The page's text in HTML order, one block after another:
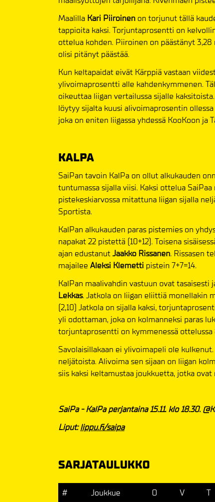
Maalilla Kari Piiroinen on torjunut tällä
tappioita kaksi. Torjuntaprosentti on
ottelua kohden. Piiroinen on päästänyt
olisi pitänyt päästää.
Kun keltapaidat eivät Kärppiä vastaan
ylivoimaprosentti alle kahdenkymmenen.
oikeuttaa liigan vertailussa sijalle
löytyy sijalta kuusi alivoimaprosentin
joka on eniten liigassa yhdessä KooKoon ja
KALPA
SaiPan tavoin KalPa on ollut alkukauden
tuntumassa sijalla viisi. Kaksi ottelua
pistekeskiarvossa mitattuna liigan sijalla
Sportista.
KalPan alkukauden paras pistemies on
napakat 22 pistettä (10+12). Toisena
ajan edustanutJaakko Rissanen. Rissasen
majailee Aleksi Klemetti pistein 7+7=14.
KalPan maalivahdin vastuun ovat tasaisesti
Lekkas. Jatkola on liigan eliittiä monellakin
(2,10) Jatkola on sijalla kaksi,
yli odottaman, joka on kolmanneksi paras
torjuntaprosentti on kymmenessä
Savolaisillakaan ei ylivoimapeli ole
neljätoista. Alivoima sen sijaan on liigan
siis kaksi keltamustaa joukkuetta, jotka
SaiPa - KalPa perjantaina 15.11. klo 18.30.
Liput:lippu.fi/saipa
SARJATAULUKKO
# Joukkue O V T